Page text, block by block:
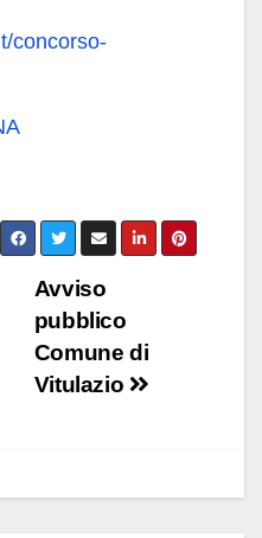
concorso-
Avviso
pubblico
Comune di
Vitulazio